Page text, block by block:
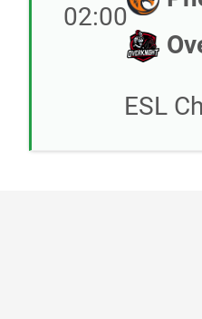
02:00
ESL